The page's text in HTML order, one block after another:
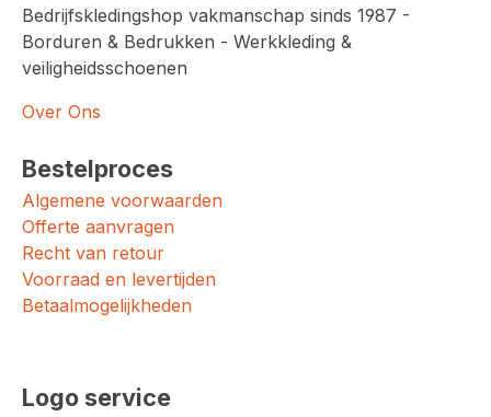
Bedrijfskledingshop vakmanschap sinds 1987 -
Borduren & Bedrukken - Werkkleding &
veiligheidsschoenen
Over Ons
Bestelproces
Algemene voorwaarden
Offerte aanvragen
Recht van retour
Voorraad en levertijden
Betaalmogelijkheden
Logo service